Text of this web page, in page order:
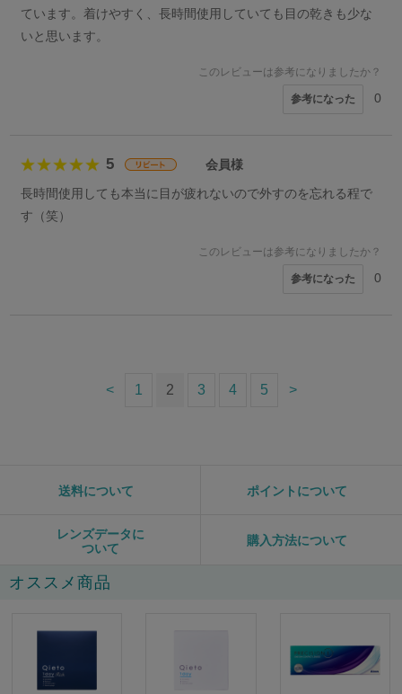
ています。着けやすく、長時間使用していても目の乾きも少な
いと思います。
このレビューは参考になりましたか？
参考になった 0
5 会員様
長時間使用しても本当に目が疲れないので外すのを忘れる程で
す（笑）
このレビューは参考になりましたか？
参考になった 0
< 1 2 3 4 5 >
送料について ポイントについて
レンズデータに
ついて
購入方法について
オススメ商品